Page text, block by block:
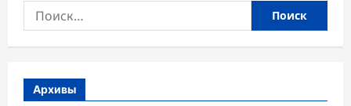
Найти:
Архивы